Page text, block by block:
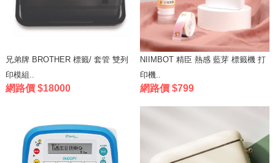
兄弟牌 BROTHER 標籤/ 套管 雙列
印模組..
網路價 $18000
NIIMBOT 精臣 熱感 藍芽 標籤機 打
印機..
網路價 $799